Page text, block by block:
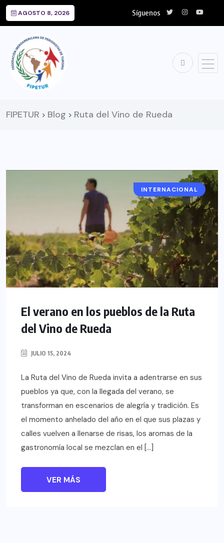
AGOSTO 8, 2026 Síguenos
FIPETUR > Blog > Ruta del Vino de Rueda
INTERNACIONAL
El verano en los pueblos de la Ruta
del Vino de Rueda
JULIO 15, 2024
La Ruta del Vino de Rueda invita a adentrarse en sus
pueblos ya que, con la llegada del verano, se
transforman en escenarios de alegría y tradición. Es
el momento anhelado del año en el que sus plazas y
calles vuelven a llenarse de risas, los aromas de la
gastronomía local se mezclan en el […]
VER MÁS